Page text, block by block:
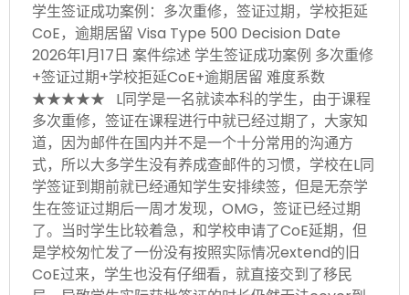
学生签证成功案例：多次重修，签证过期，学校拒延
CoE，逾期居留 Visa Type 500 Decision Date
2026年1月17日 案件综述 学生签证成功案例 多次重修
+签证过期+学校拒延CoE+逾期居留 难度系数
★★★★★ L同学是一名就读本科的学生，由于课程
多次重修，签证在课程进行中就已经过期了，大家知
道，因为邮件在国内并不是一个十分常用的沟通方
式，所以大多学生没有养成查邮件的习惯，学校在L同
学签证到期前就已经通知学生安排续签，但是无奈学
生在签证过期后一周才发现，OMG，签证已经过期
了。当时学生比较着急，和学校申请了CoE延期，但
是学校匆忙发了一份没有按照实际情况extend的旧
CoE过来，学生也没有仔细看，就直接交到了移民